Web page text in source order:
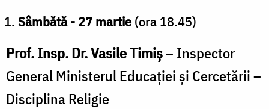
Sâmbătă - 27 martie (ora 18.45)
Prof. Insp. Dr. Vasile Timiș– Inspector
General Ministerul Educației și Cercetării –
Disciplina Religie